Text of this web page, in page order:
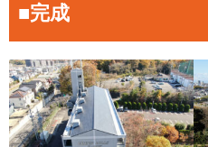
■完成